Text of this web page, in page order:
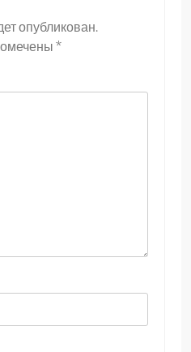
опубликован.
*